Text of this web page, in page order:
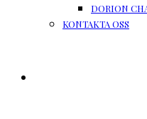
DORION
KONTAKTA OSS